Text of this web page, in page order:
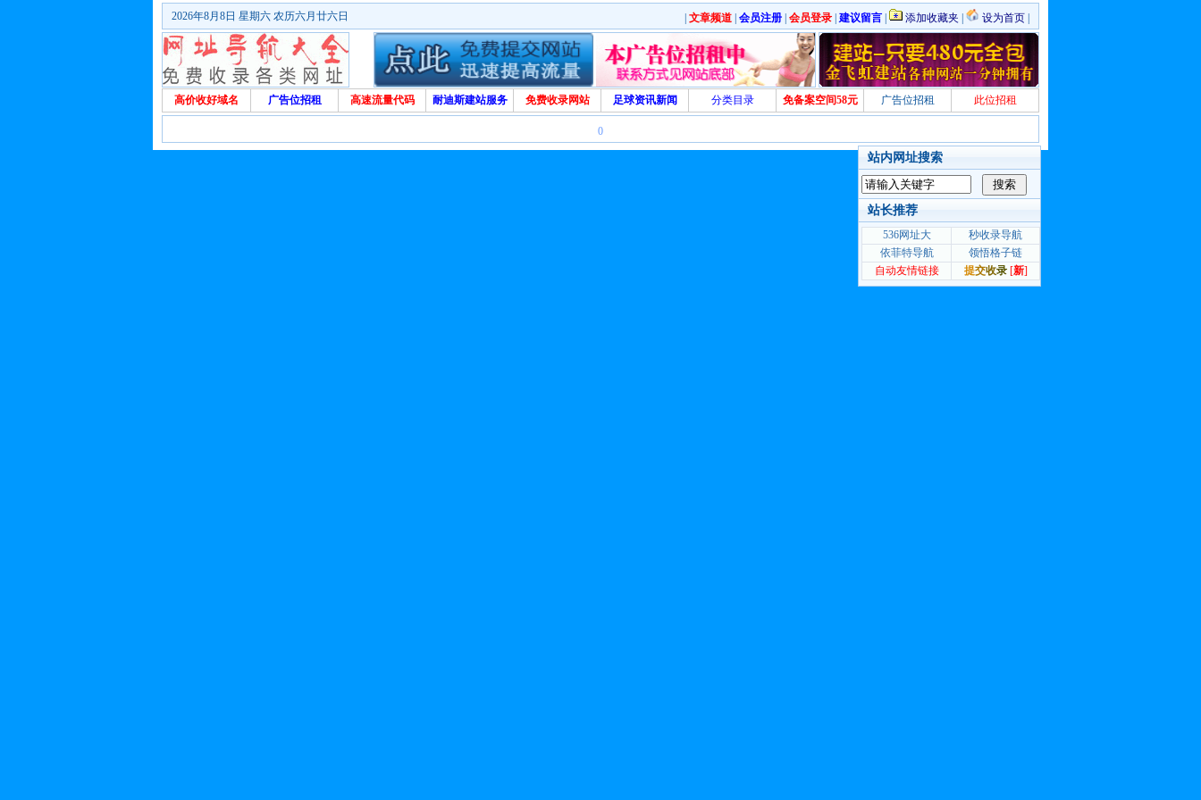
文章频道 会员注册 会员登录 建议留言 添加收藏夹 设为首页
2026年8月8日 星期六 农历六月廿六日
高价收好域名 广告位招租 高速流量代码 耐迪斯建站服务 免费收录网站 足球资讯新闻 分类目录 免备案空间58元 广告位招租 此位招租
0
站内网址搜索
站长推荐